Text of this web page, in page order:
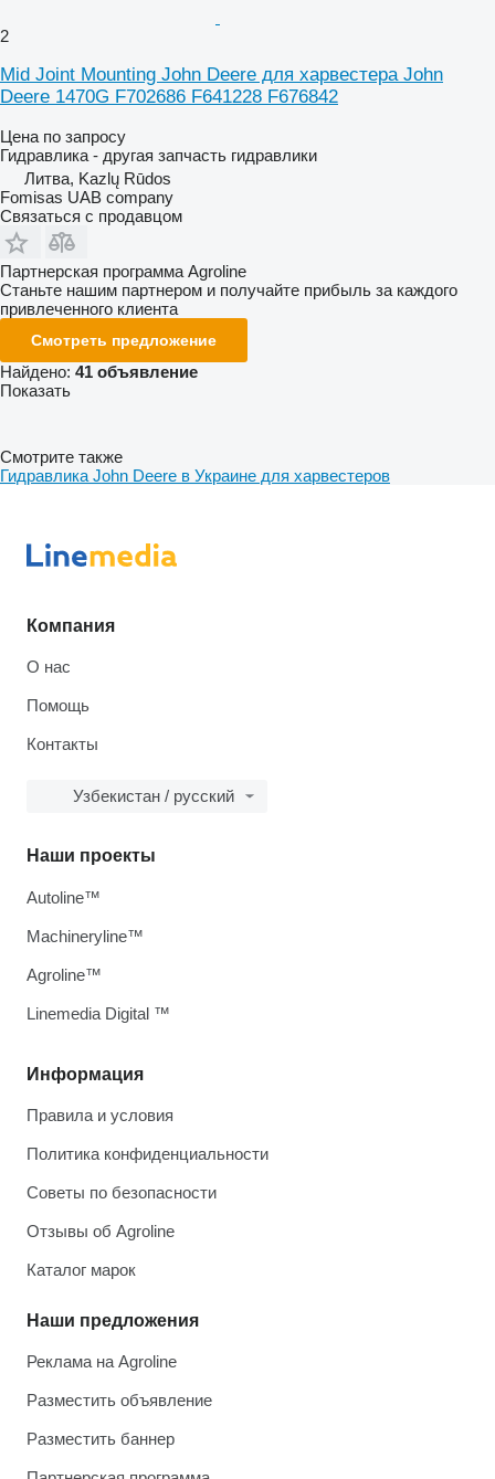
2
Mid Joint Mounting John Deere для харвестера John
Deere 1470G F702686 F641228 F676842
Цена по запросу
Гидравлика - другая запчасть гидравлики
Литва, Kazlų Rūdos
Fomisas UAB company
Связаться с продавцом
Партнерская программа Agroline
Станьте нашим партнером и получайте прибыль за каждого
привлеченного клиента
Смотреть предложение
Найдено: 41 объявление
Показать
Смотрите также
Гидравлика John Deere в Украине для харвестеров
Компания
О нас
Помощь
Контакты
Узбекистан / русский
Информация
Правила и условия
Политика конфиденциальности
Советы по безопасности
Отзывы об Agroline
Каталог марок
Наши предложения
Реклама на Agroline
Разместить объявление
Разместить баннер
Наши проекты
Autoline™
Machineryline™
Agroline™
Linemedia Digital ™